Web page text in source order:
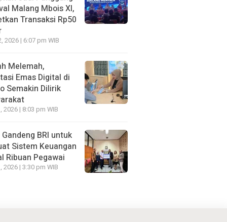
Malang Mbois XI,
Transaksi Rp50
2026 | 6:07 pm WIB
Melemah,
Emas Digital di
Semakin Dilirik
2026 | 8:03 pm WIB
BRI untuk
Sistem Keuangan
Ribuan Pegawai
2026 | 3:30 pm WIB